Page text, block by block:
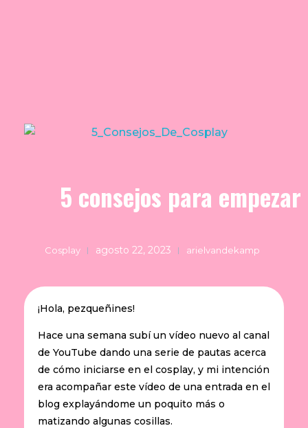
5 consejos para
agosto 22, 2023 arielvandekamp
Cosplay
¡Hola, pezqueñines!
Hace una semana subí un vídeo nuevo al canal
de YouTube dando una serie de pautas acerca
de cómo iniciarse en el cosplay, y mi intención
era acompañar este vídeo de una entrada en el
blog explayándome un poquito más o
matizando algunas cosillas.